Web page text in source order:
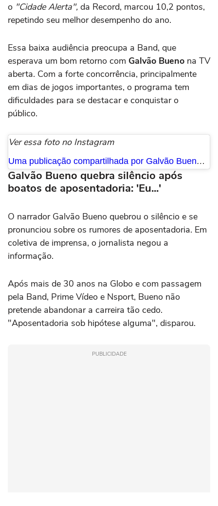
o "Cidade Alerta", da Record, marcou 10,2 pontos,
repetindo seu melhor desempenho do ano.
Essa baixa audiência preocupa a Band, que
esperava um bom retorno com Galvão Bueno na TV
aberta. Com a forte concorrência, principalmente
em dias de jogos importantes, o programa tem
dificuldades para se destacar e conquistar o
público.
Ver essa foto no Instagram
Uma publicação compartilhada por Galvão Bueno (@galvaobueno)
Galvão Bueno quebra silêncio após
boatos de aposentadoria: 'Eu...'
O narrador Galvão Bueno quebrou o silêncio e se
pronunciou sobre os rumores de aposentadoria. Em
coletiva de imprensa, o jornalista negou a
informação.
Após mais de 30 anos na Globo e com passagem
pela Band, Prime Vídeo e Nsport, Bueno não
pretende abandonar a carreira tão cedo.
"Aposentadoria sob hipótese alguma", disparou.
PUBLICIDADE